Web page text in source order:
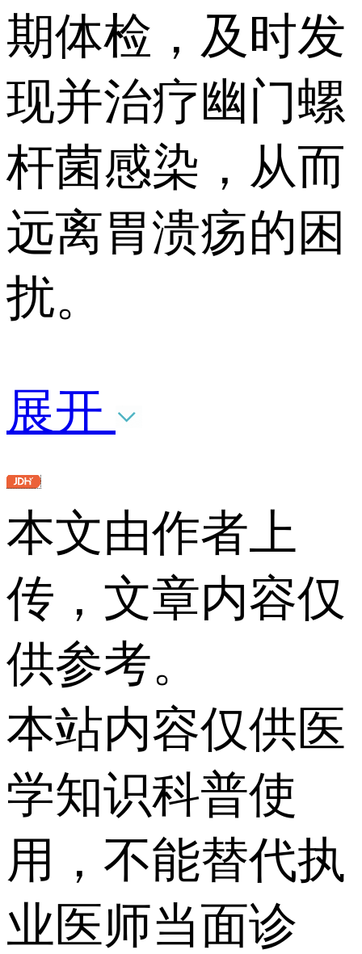
期体检，及时发
现并治疗幽门螺
杆菌感染，从而
远离胃溃疡的困
扰。
展开
本文由作者上
传，文章内容仅
供参考。
本站内容仅供医
学知识科普使
用，不能替代执
业医师当面诊